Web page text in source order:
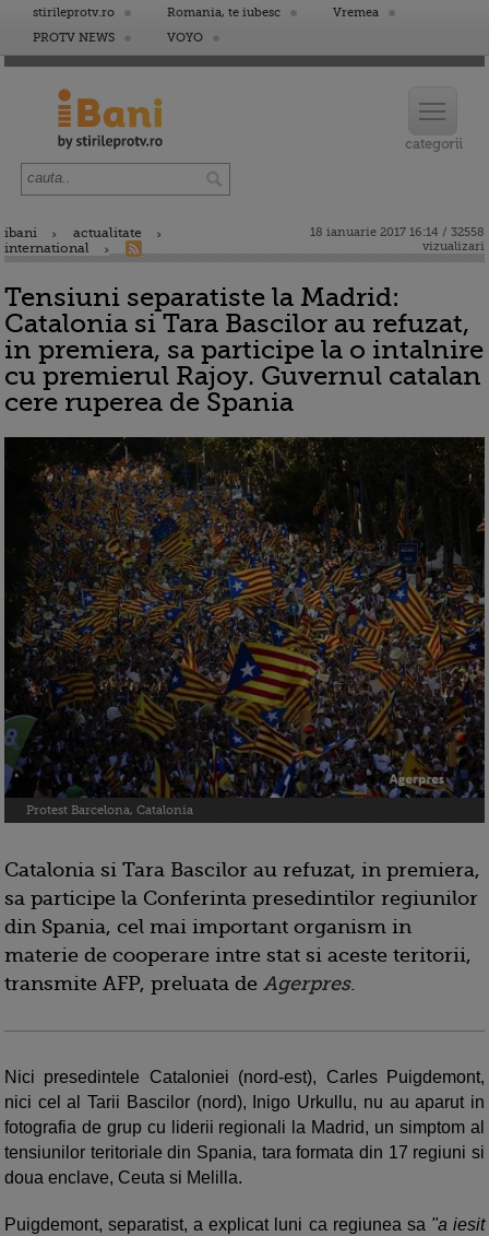
stirileprotv.ro Romania, te iubesc
Vremea
PROTV NEWS
VOYO
ibani
actualitate
international
18 ianuarie 2017 16:14 / 32558
vizualizari
Tensiuni separatiste la Madrid:
Catalonia si Tara Bascilor au refuzat,
in premiera, sa participe la o intalnire
cu premierul Rajoy. Guvernul catalan
cere ruperea de Spania
Protest Barcelona, Catalonia
Catalonia si Tara Bascilor au refuzat, in premiera,
sa participe la Conferinta presedintilor regiunilor
din Spania, cel mai important organism in
materie de cooperare intre stat si aceste teritorii,
transmite AFP, preluata de Agerpres.
Nici presedintele Cataloniei (nord-est), Carles Puigdemont,
nici cel al Tarii Bascilor (nord), Inigo Urkullu, nu au aparut in
fotografia de grup cu liderii regionali la Madrid, un simptom al
tensiunilor teritoriale din Spania, tara formata din 17 regiuni si
doua enclave, Ceuta si Melilla.
Puigdemont, separatist, a explicat luni ca regiunea sa "a iesit